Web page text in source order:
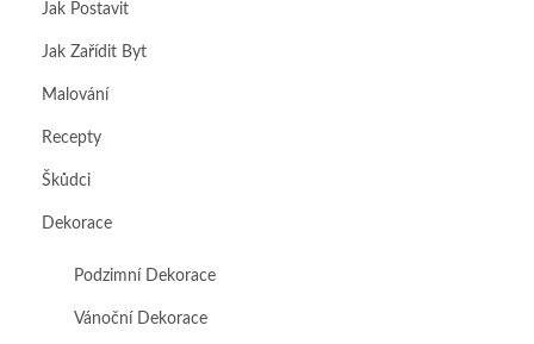
Jak Postavit
Jak Zařídit Byt
Malování
Recepty
Škůdci
Dekorace
Podzimní Dekorace
Vánoční Dekorace